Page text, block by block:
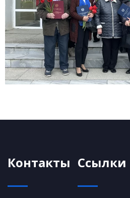
Контакты Ссылки